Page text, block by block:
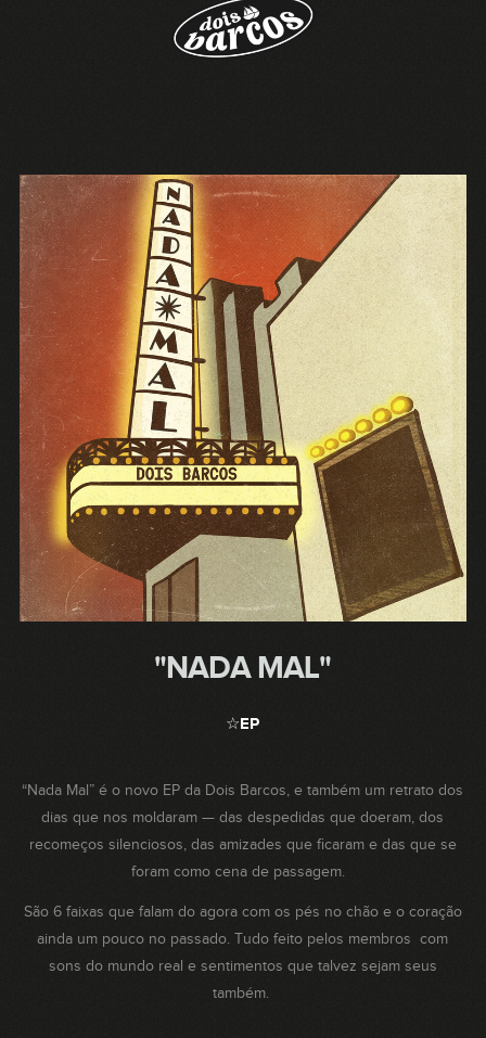
"NADA MAL"
☆EP
“Nada Mal” é o novo EP da Dois Barcos, e também um retrato dos
dias que nos moldaram — das despedidas que doeram, dos
recomeços silenciosos, das amizades que ficaram e das que se
foram como cena de passagem.
São 6 faixas que falam do agora com os pés no chão e o coração
ainda um pouco no passado. Tudo feito pelos membros com
sons do mundo real e sentimentos que talvez sejam seus
também.